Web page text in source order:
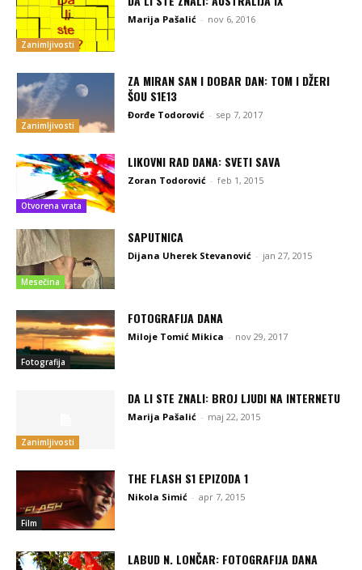
Zanimljivosti
Marija Pašalić - nov 6, 2016
Zanimljivosti
ZA MIRAN SAN I DOBAR DAN: TOM I DŽERI
ŠOU S1E13
Đorđe Todorović - sep 7, 2017
Otvorena vrata
LIKOVNI RAD DANA: SVETI SAVA
Zoran Todorović - feb 1, 2015
Mesečina
SAPUTNICA
Dijana Uherek Stevanović - jan 27, 2015
Fotografija
FOTOGRAFIJA DANA
Miloje Tomić Mikica - nov 29, 2017
Zanimljivosti
DA LI STE ZNALI: BROJ LJUDI NA INTERNETU
Marija Pašalić - maj 22, 2015
Film
THE FLASH S1 EPIZODA 1
Nikola Simić - apr 7, 2015
LABUD N. LONČAR: FOTOGRAFIJA DANA